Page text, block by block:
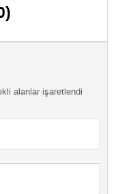
alanlar işaretlendi